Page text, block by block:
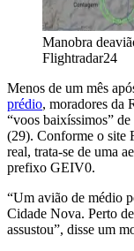
Manobra
Flightradar24
Menos de um mês
prédio, moradores da
“voos baixíssimos”
(29). Conforme o site
real, trata-se de uma
prefixo GEIV0.
“Um avião de médio
Cidade Nova. Perto
assustou”, disse um